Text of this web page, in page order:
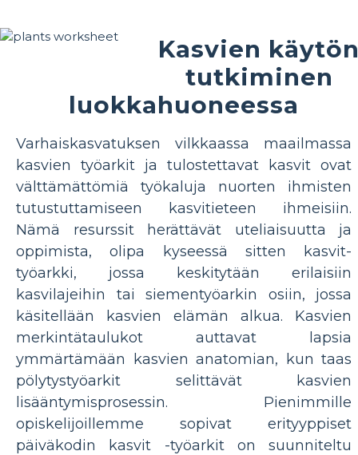
Kasvien
tutkiminen
luokkahuoneessa
Varhaiskasvatuksen vilkkaassa maailmassa
kasvien työarkit ja tulostettavat kasvit ovat
välttämättömiä työkaluja nuorten ihmisten
tutustuttamiseen kasvitieteen ihmeisiin.
Nämä resurssit herättävät uteliaisuutta ja
oppimista, olipa kyseessä sitten kasvit-
työarkki, jossa keskitytään erilaisiin
kasvilajeihin tai siementyöarkin osiin, jossa
käsitellään kasvien elämän alkua. Kasvien
merkintätaulukot auttavat lapsia
ymmärtämään kasvien anatomian, kun taas
pölytystyöarkit selittävät kasvien
lisääntymisprosessin. Pienimmille
opiskelijoillemme sopivat erityyppiset
päiväkodin kasvit -työarkit on suunniteltu